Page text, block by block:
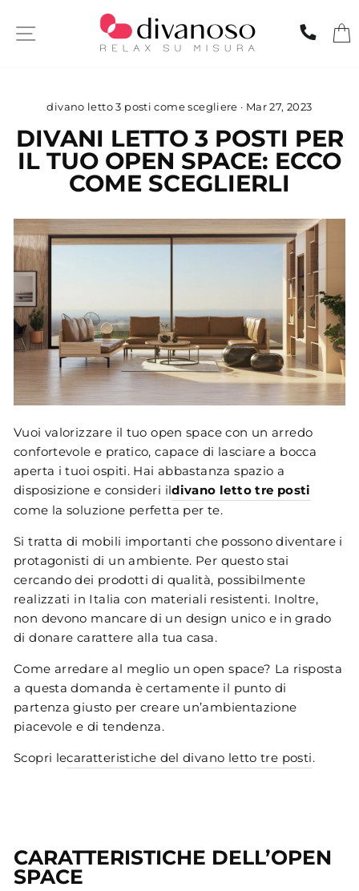
SITE NAVIGATION
divano letto 3 posti come scegliere · Mar 27, 2023
DIVANI LETTO 3 POSTI PER
IL TUO OPEN SPACE: ECCO
COME SCEGLIERLI
Vuoi valorizzare il tuo open space con un arredo
confortevole e pratico, capace di lasciare a bocca
aperta i tuoi ospiti. Hai abbastanza spazio a
disposizione e consideri ildivano letto tre posti
come la soluzione perfetta per te.
Si tratta di mobili importanti che possono diventare i
protagonisti di un ambiente. Per questo stai
cercando dei prodotti di qualità, possibilmente
realizzati in Italia con materiali resistenti. Inoltre,
non devono mancare di un design unico e in grado
di donare carattere alla tua casa.
Come arredare al meglio un open space? La risposta
a questa domanda è certamente il punto di
partenza giusto per creare un’ambientazione
piacevole e di tendenza.
Scopri lecaratteristiche del divano letto tre posti.
CARATTERISTICHE DELL’OPEN
SPACE